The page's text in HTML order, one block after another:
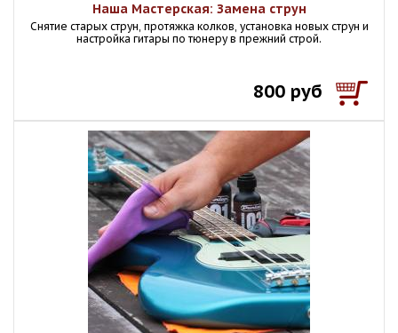
Наша Мастерская: Замена струн
Снятие старых струн, протяжка колков, установка новых струн и
настройка гитары по тюнеру в прежний строй.
800 руб